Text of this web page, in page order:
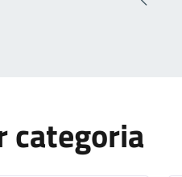
categoria